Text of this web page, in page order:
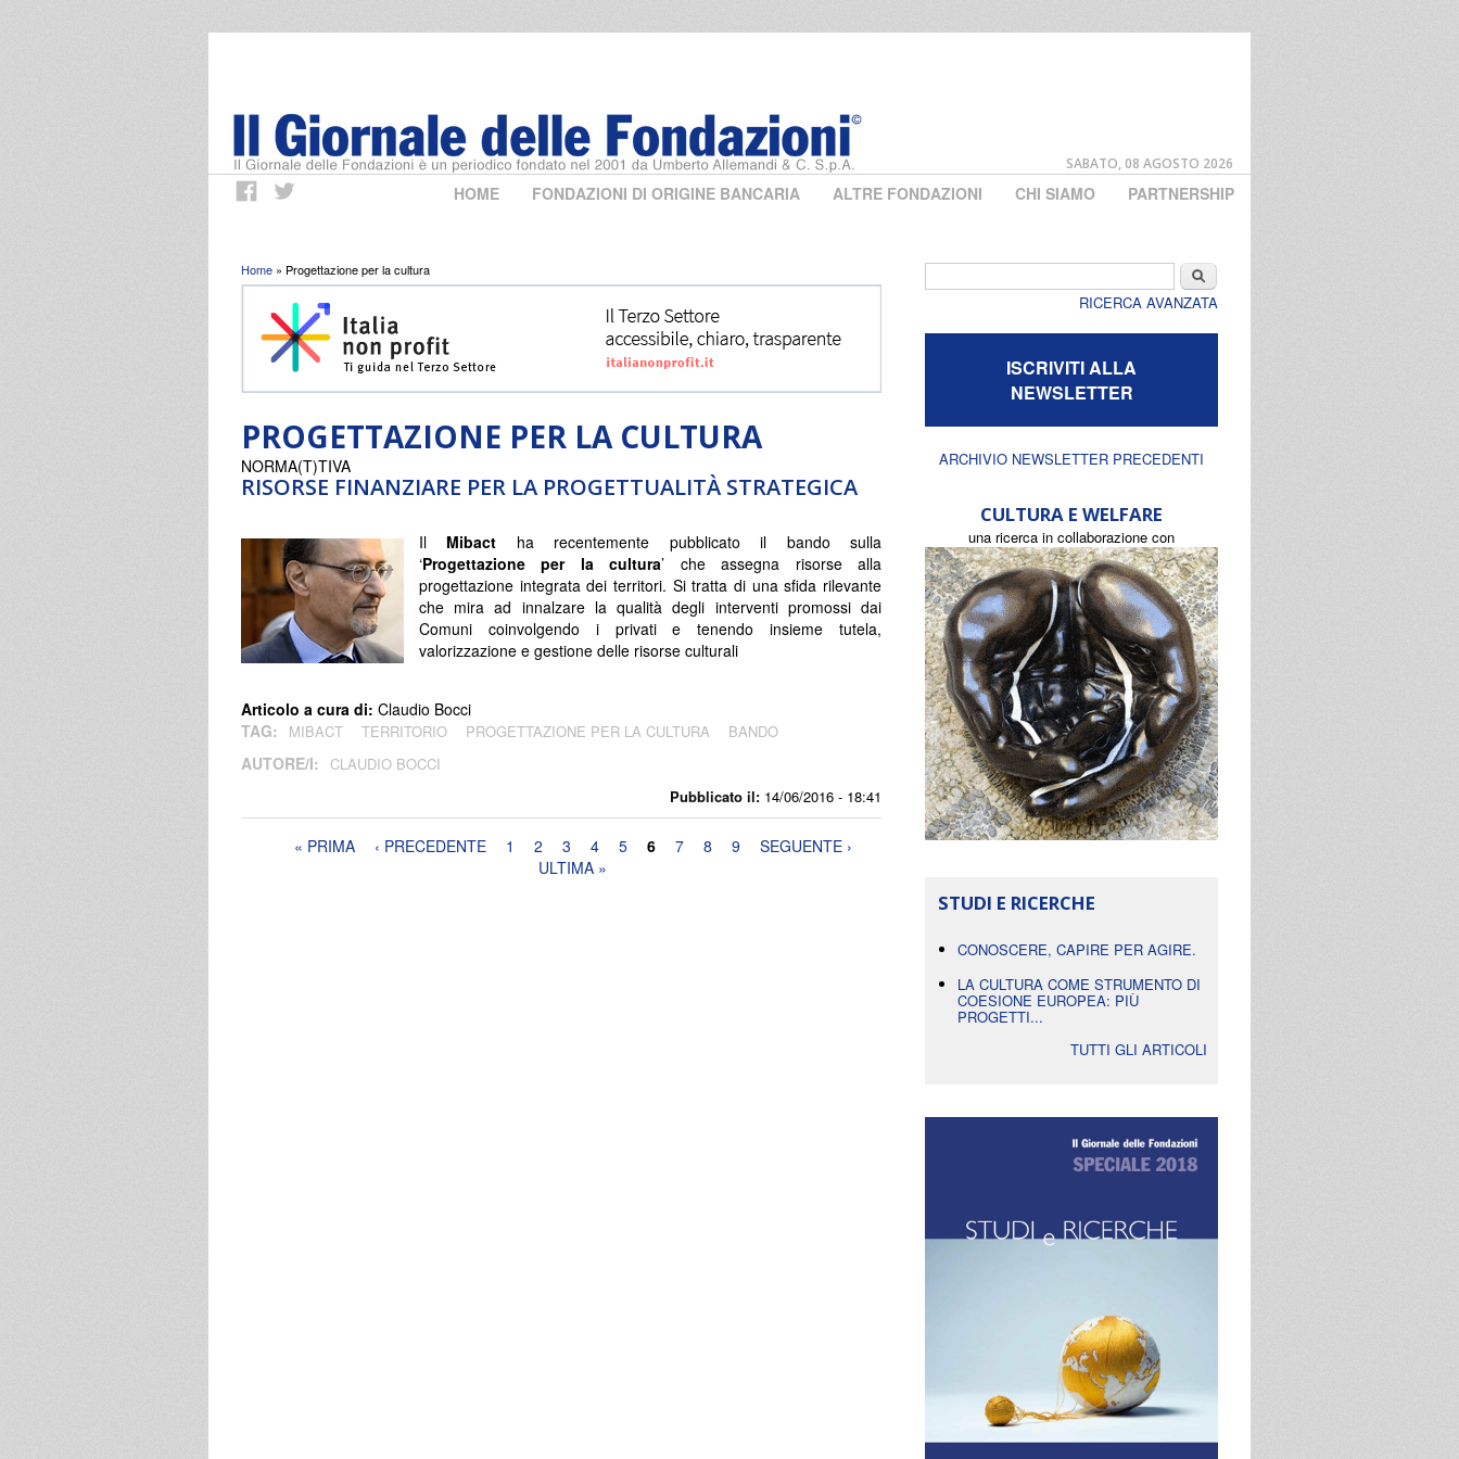
SABATO, 08 AGOSTO 2026
HOME FONDAZIONI DI ORIGINE BANCARIA ALTRE FONDAZIONI CHI SIAMO PARTNERSHIP
Tu sei qui
Home » Progettazione per la cultura
PROGETTAZIONE PER LA CULTURA
RISORSE FINANZIARE PER LA PROGETTUALITÀ STRATEGICA
Pubblicato il: 14/06/2016 - 18:41
NORMA(T)TIVA
Il Mibact ha recentemente pubblicato il bando sulla
‘Progettazione per la cultura’ che assegna risorse alla
progettazione integrata dei territori. Si tratta di una sfida rilevante
che mira ad innalzare la qualità degli interventi promossi dai
Comuni coinvolgendo i privati e tenendo insieme tutela,
valorizzazione e gestione delle risorse culturali
Articolo a cura di: Claudio Bocci
TAG:
MIBACT TERRITORIO PROGETTAZIONE PER LA CULTURA BANDO
AUTORE/I: CLAUDIO BOCCI
Pagine« PRIMA ‹ PRECEDENTE 1 2 3 4 5 6 7 8 9
SEGUENTE ›
ULTIMA »
Cerca
RICERCA AVANZATA
ISCRIVITI ALLA
NEWSLETTER
ARCHIVIO NEWSLETTER PRECEDENTI
CULTURA E WELFARE
una ricerca in collaborazione con
STUDI E RICERCHE
CONOSCERE, CAPIRE PER AGIRE.
LA CULTURA COME STRUMENTO DI
COESIONE EUROPEA: PIÙ
PROGETTI...
TUTTI GLI ARTICOLI